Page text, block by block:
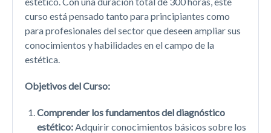
curso está pensado tanto para principiantes como
para profesionales del sector que deseen ampliar sus
conocimientos y habilidades en el campo de la
estética.
Objetivos del Curso:
Comprender los fundamentos del diagnóstico
estético: Adquirir conocimientos básicos sobre los